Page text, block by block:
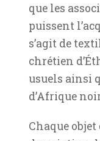
que les
puissent
s’agit de
chrétien
usuels ainsi
d’Afrique
Chaque objet